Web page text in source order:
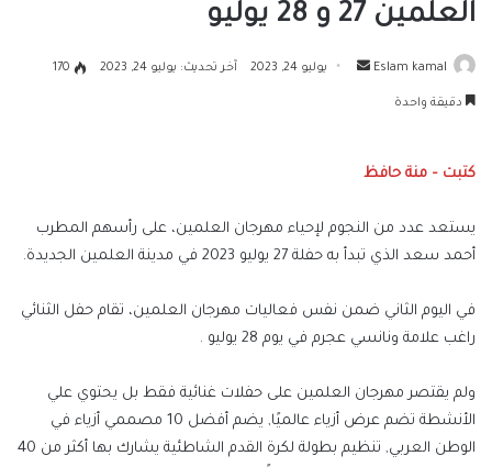
العلمين 27 و 28 يوليو
Eslam kamal
أرسل يوليو 24, 2023 آخر تحديث: يوليو 24, 2023 170
دقيقة واحدة
كتبت – منة حافظ
يستعد عدد من النجوم لإحياء مهرجان العلمين، على رأسهم المطرب
أحمد سعد الذي تبدأ به حفلة 27 يوليو 2023 في مدينة العلمين الجديدة.
في اليوم الثاني ضمن نفس فعاليات مهرجان العلمين، تقام حفل الثنائي
راغب علامة ونانسي عجرم في يوم 28 يوليو .
ولم يقتصر مهرجان العلمين على حفلات غنائية فقط بل يحتوي علي
الأنشطة تضم عرض أزياء عالميًا, يضم أفضل 10 مصممي أزياء في
الوطن العربي, تنظيم بطولة لكرة القدم الشاطئية يشارك بها أكثر من 40